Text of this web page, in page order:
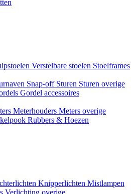
Verstelbare stoelen Stoelframes
Snap-off Sturen Sturen overige
Gordel accessoires
Meterhouders Meters overige
Rubbers & Hoezen
Knipperlichten Mistlampen
Verlichting overige